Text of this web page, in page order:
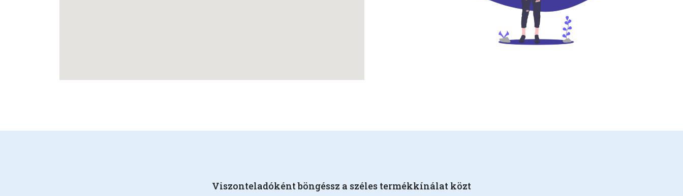
Viszonteladóként böngéssz a széles termékkínálat közt